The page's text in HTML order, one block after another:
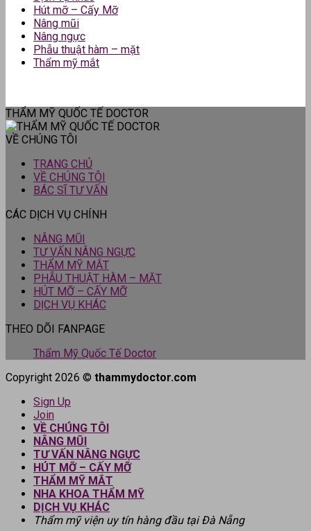
Hút mỡ – Cấy Mỡ
Nâng mũi
Nâng ngực
Phẫu thuật hàm – mặt
Thẩm mỹ mắt
THẨM MỸ QUỐC TẾ DOCTOR
VỀ CHÚNG TÔI
TRANG CHỦ
VỀ CHÚNG TÔI
BÁC SĨ TƯ VẤN
CÁC DỊCH VỤ CHÍNH
NÂNG MŨI
TƯ VẤN NÂNG NGỰC
THẨM MỸ MẮT
PHẪU THUẬT HÀM – MẶT
HÚT MỠ – CẤY MỠ
DỊCH VỤ KHÁC
THEO DÕI FANPAGE
Thẩm Mỹ Quốc Tế Doctor
Copyright 2026 © thammydoctor.com
Sign Up
Join
VỀ CHÚNG TÔI
NÂNG MŨI
TƯ VẤN NÂNG NGỰC
HÚT MỠ – CẤY MỠ
THẨM MỸ MẮT
NHA KHOA THẨM MỸ
DỊCH VỤ KHÁC
Thẩm mỹ viện uy tín hàng đầu tại Đà Nẵng